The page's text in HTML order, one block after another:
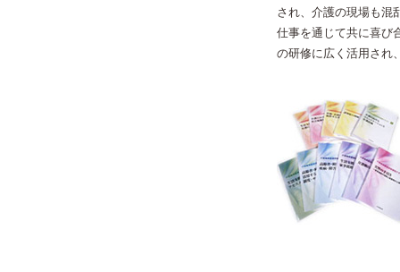
され、介護の現場も混
仕事を通じて共に喜び
の研修に広く活用され